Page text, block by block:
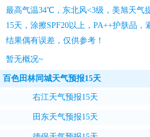
最高气温34℃，东北风<3级， 美旭天气
15天 ，涂擦SPF20以上，PA++护肤品
结果偶有误差，仅供参考！
暂无概况~
百色田林同城天气预报15天
右江天气预报15天
田东天气预报15天